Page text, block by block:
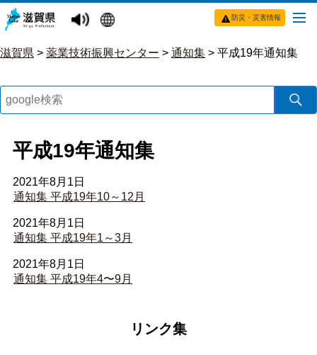
防災・災害情報
滋賀県 > 薬業技術振興センター > 通知集 > 平成19年通知集
平成19年通知集
2021年8月1日
通知集 平成19年10～12月
2021年8月1日
通知集 平成19年1～3月
2021年8月1日
通知集 平成19年4〜9月
リンク集